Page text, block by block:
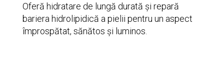
Oferă hidratare de lungă durată și repară
bariera hidrolipidică a pielii pentru un aspect
împrospătat, sănătos și luminos.